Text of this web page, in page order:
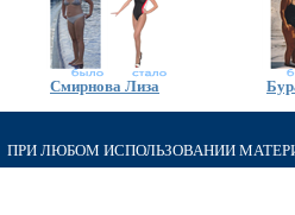
Смирнова Лиза
ПРИ ЛЮБОМ ИСПОЛЬЗОВАНИИ